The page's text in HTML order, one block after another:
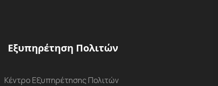
Εξυπηρέτηση Πολιτών
Κέντρο Εξυπηρέτησης Πολιτών